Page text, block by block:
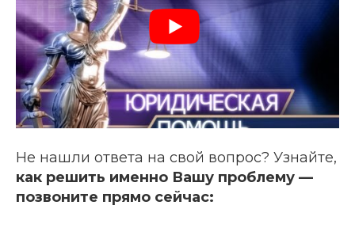
Не нашли ответа на свой вопрос? Узнайте,
как решить именно Вашу проблему —
позвоните прямо сейчас: